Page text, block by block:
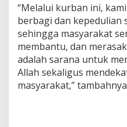
“Melalui kurban ini,
berbagi dan kepedulian
sehingga masyarakat
membantu, dan
adalah sarana untuk
Allah sekaligus
masyarakat,”